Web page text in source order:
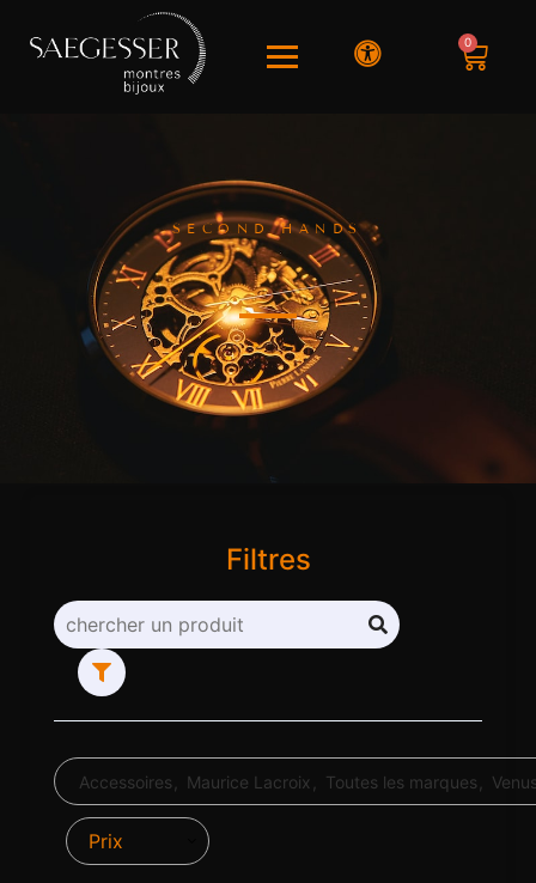
0
SECOND HANDS
Filtres
Accessoires Maurice Lacroix Toutes les marques
Prix